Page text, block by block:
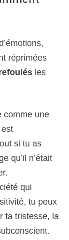
réprimées
les
comme une
si tu as
qu’il n’était
qui
tu peux
ta tristesse, la